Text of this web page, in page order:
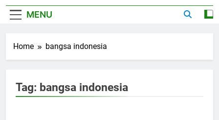
MENU
Home bangsa indonesia
Tag: bangsa indonesia